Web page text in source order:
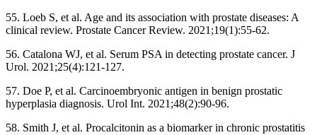
55. Loeb S, et al. Age and its association with prostate diseases: A
clinical review. Prostate Cancer Review. 2021;19(1):55-62.
56. Catalona WJ, et al. Serum PSA in detecting prostate cancer. J
Urol. 2021;25(4):121-127.
57. Doe P, et al. Carcinoembryonic antigen in benign prostatic
hyperplasia diagnosis. Urol Int. 2021;48(2):90-96.
58. Smith J, et al. Procalcitonin as a biomarker in chronic prostatitis